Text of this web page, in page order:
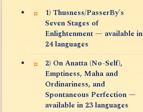
1) Thusness/PasserBy's
Seven Stages of
Enlightenment — available in
24 languages
2) On Anatta (No-Self),
Emptiness, Maha and
Ordinariness, and
Spontaneous Perfection —
available in 23 languages